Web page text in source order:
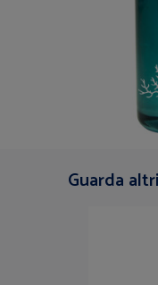
Guarda